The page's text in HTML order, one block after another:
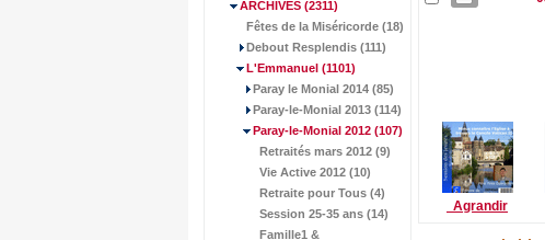
ARCHIVES (2311)
Fêtes de la Miséricorde (18)
Debout Resplendis (111)
L'Emmanuel (1101)
Paray le Monial 2014 (85)
Paray-le-Monial 2013 (114)
Paray-le-Monial 2012 (107)
Retraités mars 2012 (9)
Vie Active 2012 (10)
Retraite pour Tous (4)
Session 25-35 ans (14)
Famille1 &
Agrandir